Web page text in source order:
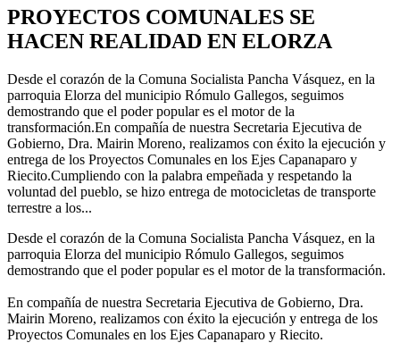
PROYECTOS COMUNALES SE
HACEN REALIDAD EN ELORZA
Desde el corazón de la Comuna Socialista Pancha Vásquez, en la
parroquia Elorza del municipio Rómulo Gallegos, seguimos
demostrando que el poder popular es el motor de la
transformación.En compañía de nuestra Secretaria Ejecutiva de
Gobierno, Dra. Mairin Moreno, realizamos con éxito la ejecución y
entrega de los Proyectos Comunales en los Ejes Capanaparo y
Riecito.Cumpliendo con la palabra empeñada y respetando la
voluntad del pueblo, se hizo entrega de motocicletas de transporte
terrestre a los...
Desde el corazón de la Comuna Socialista Pancha Vásquez, en la
parroquia Elorza del municipio Rómulo Gallegos, seguimos
demostrando que el poder popular es el motor de la transformación.
En compañía de nuestra Secretaria Ejecutiva de Gobierno, Dra.
Mairin Moreno, realizamos con éxito la ejecución y entrega de los
Proyectos Comunales en los Ejes Capanaparo y Riecito.